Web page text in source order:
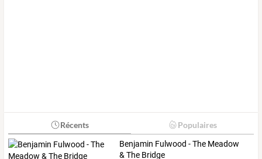
Récents Populaires
Benjamin Fulwood - The Meadow
& The Bridge